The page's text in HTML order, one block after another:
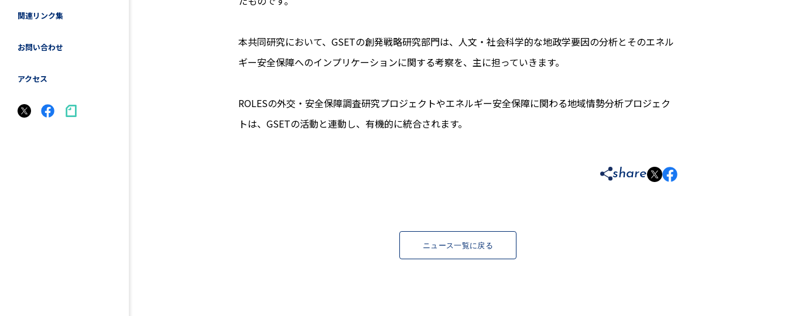
関連リンク集
お問い合わせ
アクセス
本共同研究において、GSETの創発戦略研究部門は、人文・社会科学的な地政学要因の分析とそのエネル
ギー安全保障へのインプリケーションに関する考察を、主に担っていきます。
ROLESの外交・安全保障調査研究プロジェクトやエネルギー安全保障に関わる地域情勢分析プロジェク
トは、GSETの活動と連動し、有機的に統合されます。
share
ニュース一覧に戻る